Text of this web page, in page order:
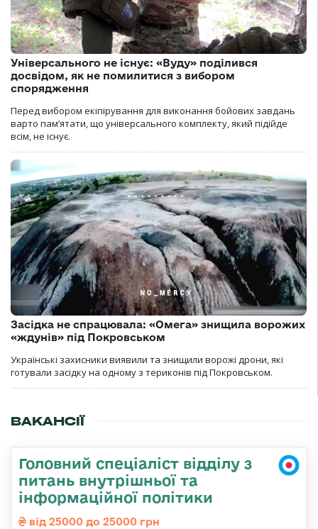
Універсального не існує: «Вуду» поділився
досвідом, як не помилитися з вибором
спорядження
Перед вибором екіпірування для виконання бойових завдань
варто пам’ятати, що універсального комплекту, який підійде
всім, не існує.
Засідка не спрацювала: «Омега» знищила ворожих
«ждунів» під Покровськом
Українські захисники виявили та знищили ворожі дрони, які
готували засідку на одному з териконів під Покровськом.
ВАКАНСІЇ
Головний спеціаліст відділу з
питань внутрішньої та
інформаційної політики
від 25000 до 25000 грн